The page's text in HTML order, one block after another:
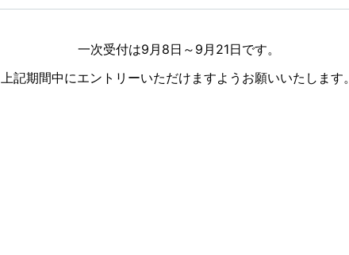
一次受付は9月8日～9月21日です。
上記期間中にエントリーいただけますようお願いいたします。